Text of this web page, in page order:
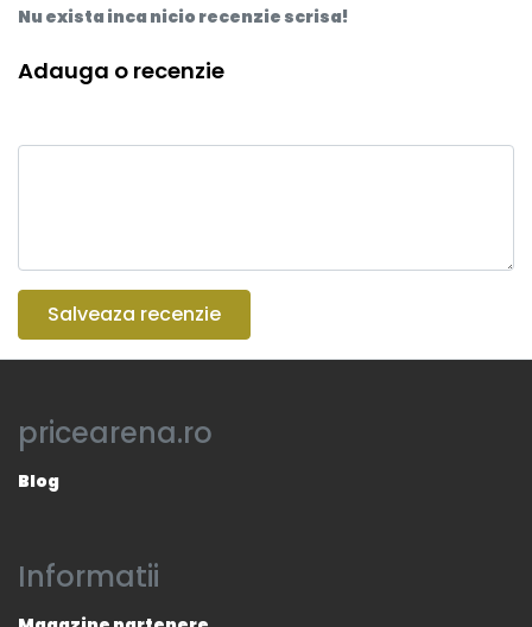
Nu exista inca nicio recenzie scrisa!
Adauga o recenzie
Salveaza recenzie
pricearena.ro
Blog
Informatii